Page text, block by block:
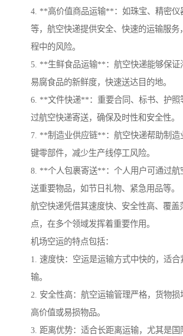
4. **高价值商品运输**：如珠宝、精密仪
等，航空快递提供安全、快速的运输服务
程中的风险。
5. **生鲜食品运输**：航空快递能够保证
易腐食品的新鲜度，快速送达目的地。
6. **文件快递**：重要合同、标书、护照
过航空快递寄送，确保及时性和安全性。
7. **制造业供应链**：航空快递帮助制造
键零部件，减少生产线停工风险。
8. **个人包裹寄送**：个人用户可通过航
送重要物品，如节日礼物、紧急用品等。
航空快递凭借其速度快、安全性高、覆盖
点，在多个领域发挥着重要作用。
机场空运的特点包括：
1. 速度快：空运是运输方式中快的，适合
输。
2. 安全性高：航空运输管理严格，货物损
高价值或易损物品。
3. 距离优势：适合长距离运输，尤其是国